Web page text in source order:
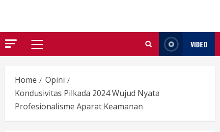
Primary
VIDEO
Home
Opini
Kondusivitas Pilkada 2024 Wujud Nyata
Profesionalisme Aparat Keamanan